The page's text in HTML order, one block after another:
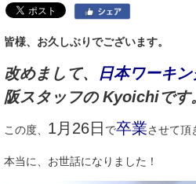
皆様、お久しぶりでございます。
改めまして、 日本ワーキ
阪スタッフの Kyoichiです
この度、 1月26日 で卒業させて頂
本当に、お世話になりました！